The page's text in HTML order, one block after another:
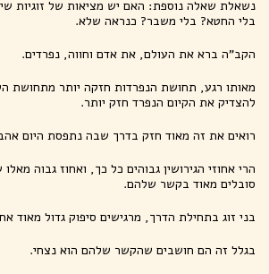
נשאלת שאלה נוספת: האם יש מציאות של זוגיות
בלי החטא? בלי משבר? כנראה שלא.
הקב"ה ברא את העולם, את אדם וחווה, נפרדים.
מאותו רגע, תחושת הנפרדות חזקה יותר מתחושת
להצדיק את הקיום הנפרד חזק יותר.
רואים את זה מאוד חזק בדרך שבה נתפסת היום
הרי אחוזי הגירושין גבוהים כל כך, ואחוז גבוה
סובלים מאוד בקשר שלהם.
בני זוג בתחילת הדרך, מרגישים סיפוק גדול מאוד
בגלל זה הם חושבים שהקשר שלהם הוא נצחי.